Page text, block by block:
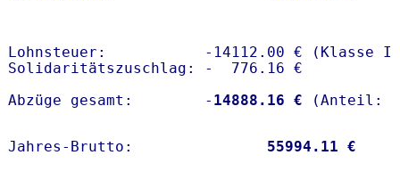
Lohnsteuer:           -14112.00 € (Klasse I)
Solidaritätszuschlag: -  776.16 €
Abzüge gesamt:        - 14888.16 €
Jahres-Brutto: 55994.11 €